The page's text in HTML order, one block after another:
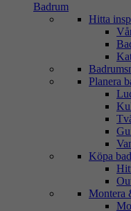
Badrum
Hitta
Planera
Köpa
Montera